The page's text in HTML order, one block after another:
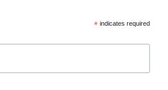
*indicates required